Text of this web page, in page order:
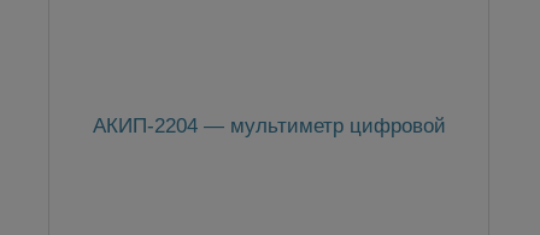
АКИП-2204 — мультиметр цифровой